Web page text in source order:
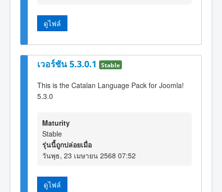
ดูไฟล์
เวอร์ชัน 5.3.0.1 Stable
This is the Catalan Language Pack for Joomla!
5.3.0
Maturity
Stable
รุ่นนี้ถูกปล่อยเมื่อ
วันพุธ, 23 เมษายน 2568 07:52
ดูไฟล์